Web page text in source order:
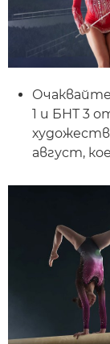
1 и БНТ 3
август,